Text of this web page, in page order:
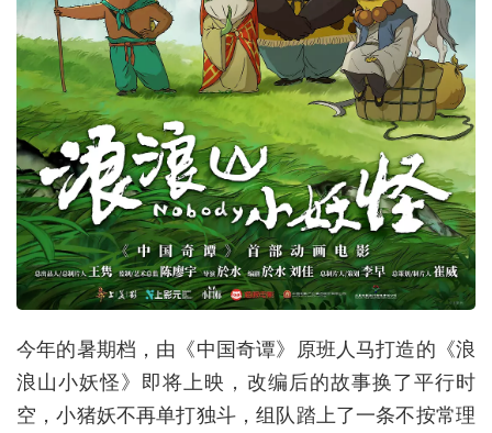
今年的暑期档，由《中国奇谭》原班人马打造的《浪
浪山小妖怪》即将上映，改编后的故事换了平行时
空，小猪妖不再单打独斗，组队踏上了一条不按常理